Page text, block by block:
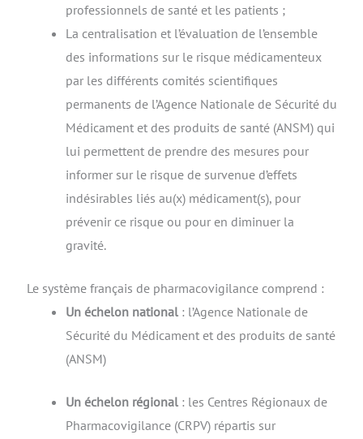
professionnels de santé et les patients ;
La centralisation et l’évaluation de l’ensemble
des informations sur le risque médicamenteux
par les différents comités scientifiques
permanents de l’Agence Nationale de Sécurité du
Médicament et des produits de santé (ANSM) qui
lui permettent de prendre des mesures pour
informer sur le risque de survenue d’effets
indésirables liés au(x) médicament(s), pour
prévenir ce risque ou pour en diminuer la
gravité.
Le système français de pharmacovigilance comprend :
Un échelon national: l’Agence Nationale de
Sécurité du Médicament et des produits de santé
(ANSM)
Un échelon régional: les Centres Régionaux de
Pharmacovigilance (CRPV) répartis sur